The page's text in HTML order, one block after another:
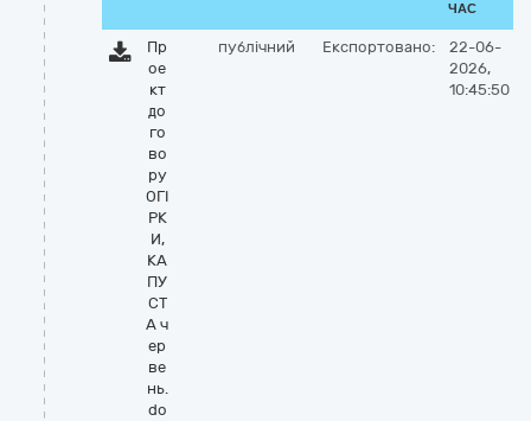
ЧАС
Пр
ое
кт
до
го
во
ру
ОГІ
РК
И,
КА
ПУ
СТ
А ч
ер
ве
нь.
do
публічний Експортовано:
22-06-
2026,
10:45:50